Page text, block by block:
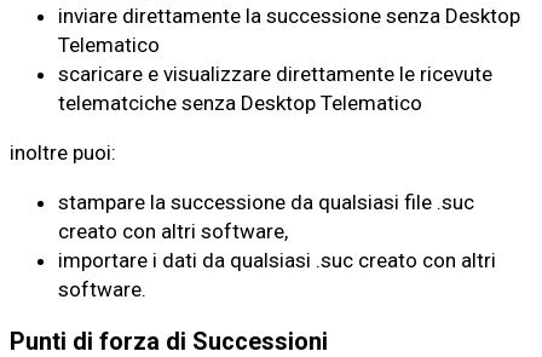
inviare direttamente la successione senza Desktop
Telematico
scaricare e visualizzare direttamente le ricevute
telematciche senza Desktop Telematico
inoltre puoi:
stampare la successione da qualsiasi file .suc
creato con altri software,
importare i dati da qualsiasi .suc creato con altri
software.
Punti di forza di Successioni